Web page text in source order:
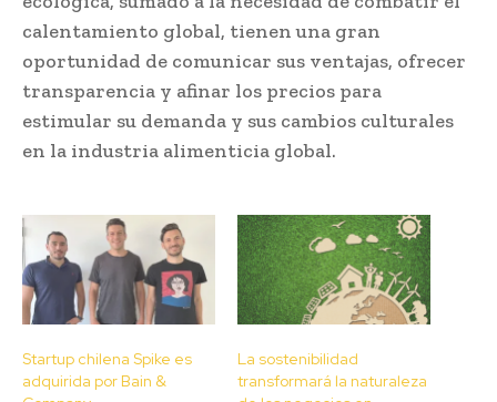
calentamiento global, tienen una gran
oportunidad de comunicar sus ventajas, ofrecer
transparencia y afinar los precios para
estimular su demanda y sus cambios culturales
en la industria alimenticia global.
Startup chilena Spike es
adquirida por Bain &
La sostenibilidad
transformará la naturaleza